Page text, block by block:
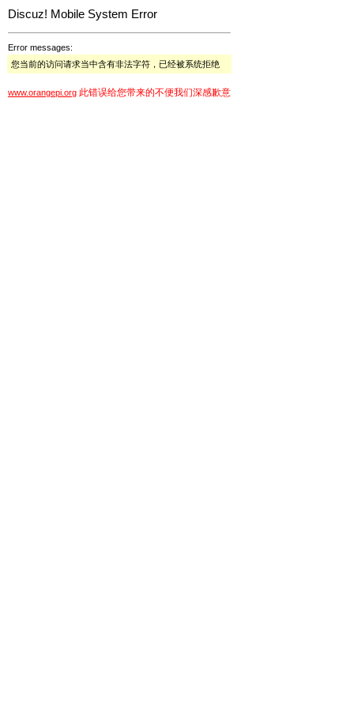
Discuz! Mobile System Error
Error messages:
您当前的访问请求当中含有非法字符，已经被系统拒绝
www.orangepi.org 此错误给您带来的不便我们深感歉意